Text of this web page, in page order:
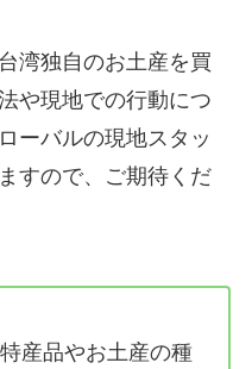
湾独自のお土産を買
や現地での行動につ
ーバルの現地スタッ
すので、ご期待くだ
産品やお土産の種